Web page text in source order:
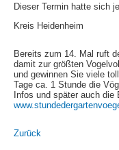
Dieser Termin hatte sich
Kreis Heidenheim
Bereits zum 14. Mal ruft
damit zur größten
und gewinnen Sie viele
Tage ca. 1 Stunde die
Infos und später auch
Zurück